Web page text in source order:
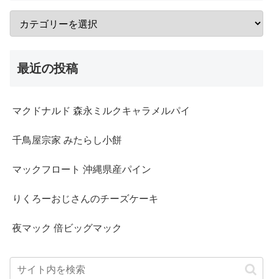
最近の投稿
マクドナルド 森永ミルクキャラメルパイ
千鳥屋宗家 みたらし小餅
マックフロート 沖縄県産パイン
りくろーおじさんのチーズケーキ
夜マック 倍ビッグマック